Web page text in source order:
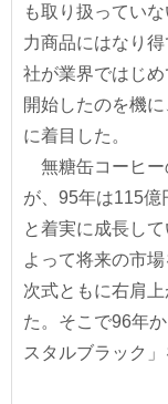
も取り扱ってい
力商品にはなり
社が業界ではじ
開始したのを機
に着目した。
無糖缶コーヒー
が、95年は115億
と着実に成長し
よって将来の市
次式ともに右肩
た。そこで96年
スタルブラック